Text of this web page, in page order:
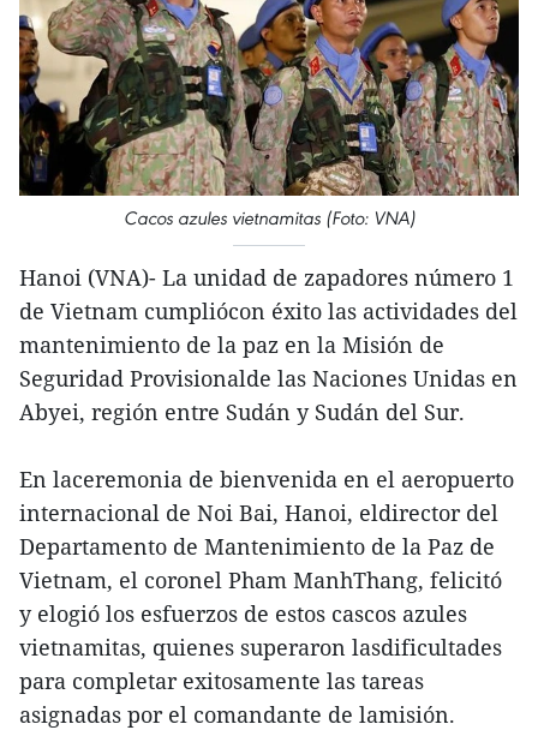
Cacos azules vietnamitas (Foto: VNA)
Hanoi (VNA)- La unidad de zapadores número 1
de Vietnam cumpliócon éxito las actividades del
mantenimiento de la paz en la Misión de
Seguridad Provisionalde las Naciones Unidas en
Abyei, región entre Sudán y Sudán del Sur.
En laceremonia de bienvenida en el aeropuerto
internacional de Noi Bai, Hanoi, eldirector del
Departamento de Mantenimiento de la Paz de
Vietnam, el coronel Pham ManhThang, felicitó
y elogió los esfuerzos de estos cascos azules
vietnamitas, quienes superaron lasdificultades
para completar exitosamente las tareas
asignadas por el comandante de lamisión.